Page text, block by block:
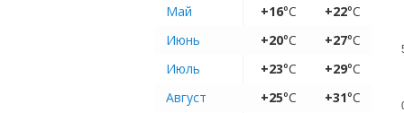
Май
+16°C +22°C
Июнь
+20°C +27°C
Июль
+23°C +29°C
Август
+25°C +31°C